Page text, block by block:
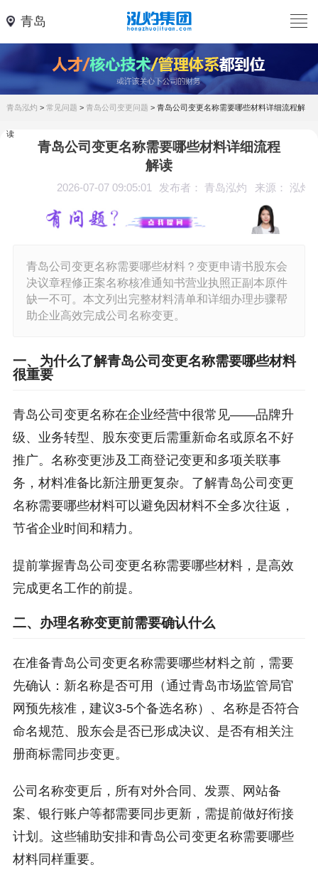
青岛
青岛泓灼 > 常见问题 > 青岛公司变更问题 > 青岛公司变更名称需要哪些材料详细流程解
读
青岛公司变更名称需要哪些材料详细流程
解读
2026-07-07 09:05:01 发布者： 青岛泓灼 来源： 泓灼
青岛公司变更名称需要哪些材料？变更申请书股东会
决议章程修正案名称核准通知书营业执照正副本原件
缺一不可。本文列出完整材料清单和详细办理步骤帮
助企业高效完成公司名称变更。
一、为什么了解青岛公司变更名称需要哪些材料
很重要
青岛公司变更名称在企业经营中很常见——品牌升
级、业务转型、股东变更后需重新命名或原名不好
推广。名称变更涉及工商登记变更和多项关联事
务，材料准备比新注册更复杂。了解青岛公司变更
名称需要哪些材料可以避免因材料不全多次往返，
节省企业时间和精力。
提前掌握青岛公司变更名称需要哪些材料，是高效
完成更名工作的前提。
二、办理名称变更前需要确认什么
在准备青岛公司变更名称需要哪些材料之前，需要
先确认：新名称是否可用（通过青岛市场监管局官
网预先核准，建议3-5个备选名称）、名称是否符合
命名规范、股东会是否已形成决议、是否有相关注
册商标需同步变更。
公司名称变更后，所有对外合同、发票、网站备
案、银行账户等都需要同步更新，需提前做好衔接
计划。这些辅助安排和青岛公司变更名称需要哪些
材料同样重要。